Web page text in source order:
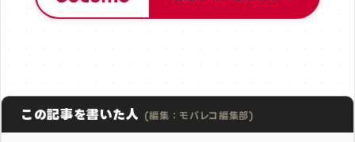
この記事を書いた人 (編集：モバレコ編集部)